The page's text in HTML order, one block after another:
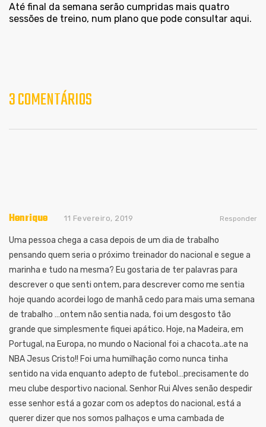
Até final da semana serão cumpridas mais quatro
sessões de treino, num plano que pode consultar aqui.
3 COMENTÁRIOS
Henrique 11 Fevereiro, 2019
Uma pessoa chega a casa depois de um dia de trabalho
pensando quem seria o próximo treinador do nacional e segue a
marinha e tudo na mesma? Eu gostaria de ter palavras para
descrever o que senti ontem, para descrever como me sentia
hoje quando acordei logo de manhã cedo para mais uma semana
de trabalho …ontem não sentia nada, foi um desgosto tão
grande que simplesmente fiquei apático. Hoje, na Madeira, em
Portugal, na Europa, no mundo o Nacional foi a chacota..ate na
NBA Jesus Cristo!! Foi uma humilhação como nunca tinha
sentido na vida enquanto adepto de futebol…precisamente do
meu clube desportivo nacional. Senhor Rui Alves senão despedir
esse senhor está a gozar com os adeptos do nacional, está a
querer dizer que nos somos palhaços e uma cambada de
Responder